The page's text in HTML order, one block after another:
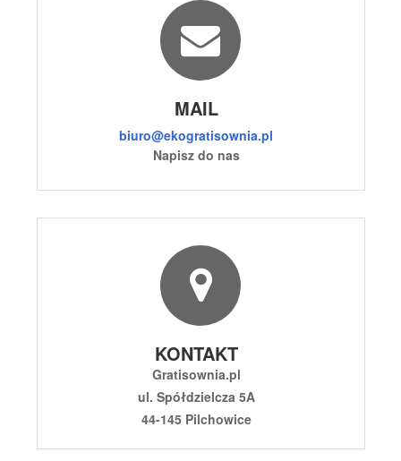
MAIL
biuro@ekogratisownia.pl
Napisz do nas
KONTAKT
Gratisownia.pl
ul. Spółdzielcza 5A
44-145 Pilchowice